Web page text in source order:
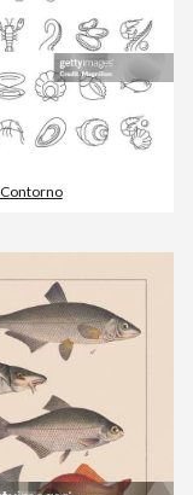
Contorno